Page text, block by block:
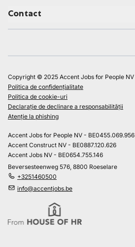
Contact
Copyright © 2025 Accent Jobs for People NV
Politica de confidențialitate
Politica de cookie-uri
Declarație de declinare a responsabilității
Atenție la phishing
Accent Jobs for People NV - BE0455.069.956
Accent Construct NV - BE0887.120.626
Accent Jobs NV - BE0654.755.146
Beversesteenweg 576, 8800 Roeselare
+3251460500
info@accentjobs.be